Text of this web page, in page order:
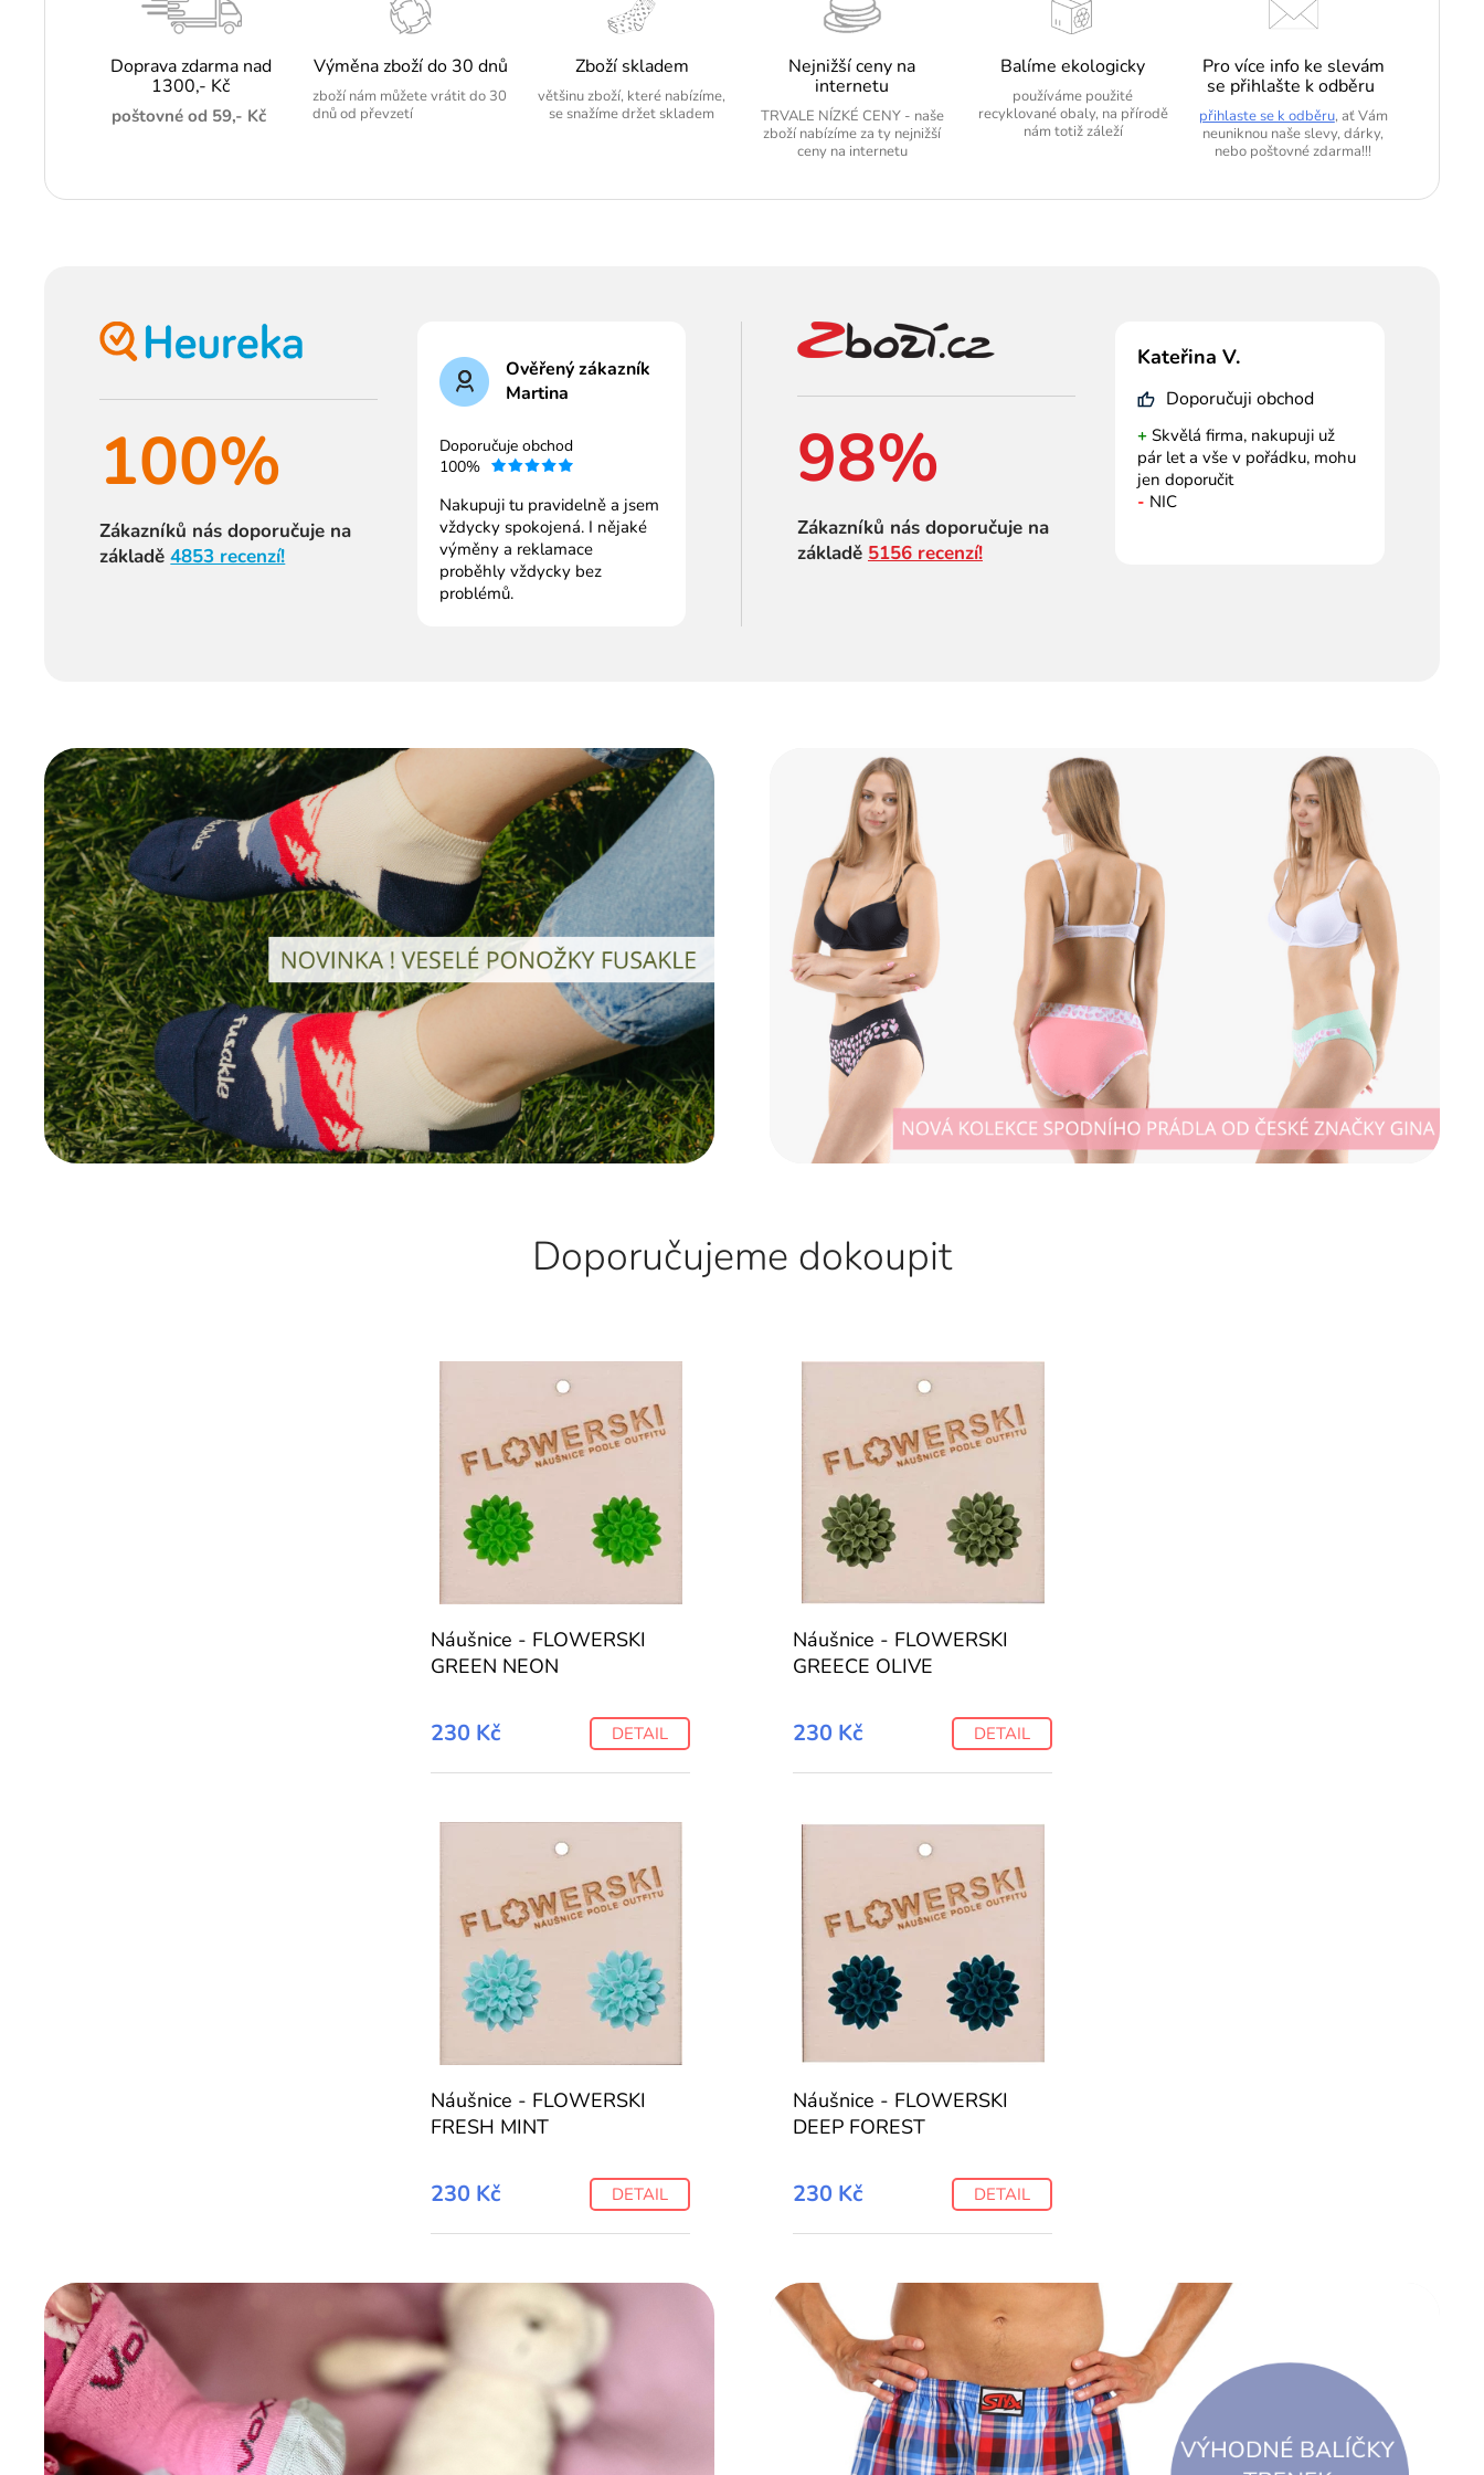
Doprava zdarma nad
1300,- Kč
poštovné od 59,- Kč
Výměna zboží do 30 dnů
zboží nám můžete vrátit do 30
dnů od převzetí
Zboží skladem
většinu zboží, které nabízíme,
se snažíme držet skladem
Nejnižší ceny na
internetu
TRVALE NÍZKÉ CENY - naše
zboží nabízíme za ty nejnižší
ceny na internetu
Balíme ekologicky
používáme použité
recyklované obaly, na přírodě
nám totiž záleží
Pro více info ke slevám
se přihlašte k odběru
přihlaste se k odběru, ať Vám
neuniknou naše slevy, dárky,
nebo poštovné zdarma!!!
100%
Zákazníků nás doporučuje na
základě4853 recenzí!
Ověřený zákazník
Martina
Doporučuje obchod
100%
Nakupuji tu pravidelně a jsem
vždycky spokojená. I nějaké
výměny a reklamace
proběhly vždycky bez
problémů.
98%
Zákazníků nás doporučuje na
základě 5156 recenzí!
Kateřina V.
Doporučuji obchod
+Skvělá firma, nakupuji už
pár let a vše v pořádku, mohu
jen doporučit
- NIC
Doporučujeme dokoupit
Náušnice - FLOWERSKI
GREEN NEON
230 Kč DETAIL
Náušnice - FLOWERSKI
GREECE OLIVE
230 Kč DETAIL
Náušnice - FLOWERSKI
FRESH MINT
230 Kč DETAIL
Náušnice - FLOWERSKI
DEEP FOREST
230 Kč DETAIL